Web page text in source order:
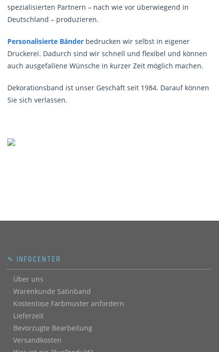
spezialisierten Partnern – nach wie vor überwiegend in
Deutschland – produzieren.
Personalisierte Bänder bedrucken wir selbst in eigener
Druckerei. Dadurch sind wir schnell und flexibel und können
auch ausgefallene Wünsche in kurzer Zeit möglich machen.
Dekorationsband ist unser Geschäft seit 1984. Darauf können
Sie sich verlassen.
✎ INFOCENTER
Über uns
Warenkunde Satinband
Kostenlose Farbmuster anfordern
Lieferzeit
Bevorzugte Bearbeitung
Versandkosten